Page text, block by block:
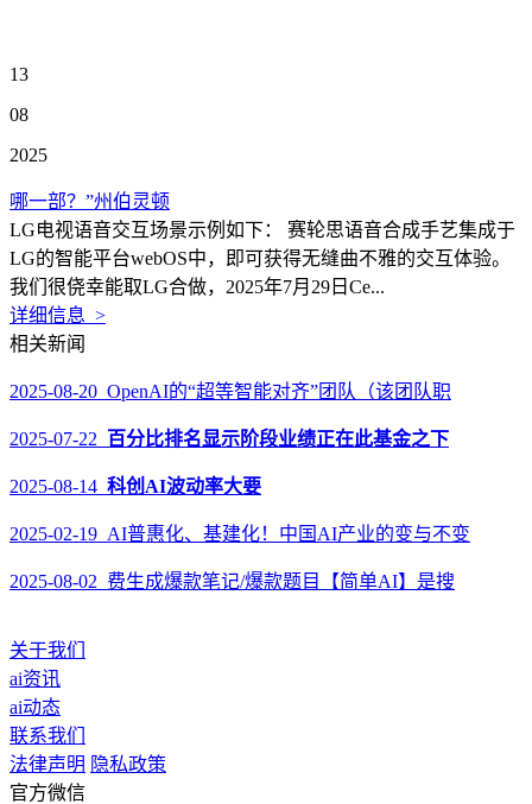
13
08
2025
哪一部？”州伯灵顿
LG电视语音交互场景示例如下： 赛轮思语音合成手艺集成于
LG的智能平台webOS中，即可获得无缝曲不雅的交互体验。
我们很侥幸能取LG合做，2025年7月29日Ce...
详细信息 >
相关新闻
2025-08-20 OpenAI的“超等智能对齐”团队（该团队职
2025-07-22 百分比排名显示阶段业绩正在此基金之下
2025-08-14 科创AI波动率大要
2025-02-19 AI普惠化、基建化！中国AI产业的变与不变
2025-08-02 费生成爆款笔记/爆款题目【简单AI】是搜
关于我们
ai资讯
ai动态
联系我们
法律声明 隐私政策
官方微信